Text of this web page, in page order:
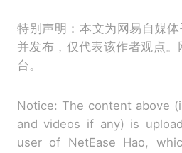
特别声明：本文为网易自媒
并发布，仅代表该作者观点
台。
Notice: The content above
and videos if any) is
user of NetEase Hao,